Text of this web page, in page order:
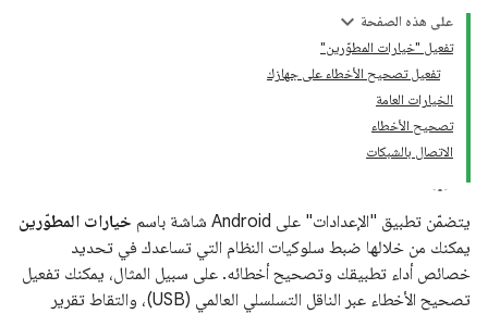
على هذه الصفحة
تفعيل "خيارات المطوّرين"
تفعيل تصحيح الأخطاء على جهازك
الخيارات العامة
تصحيح الأخطاء
الاتصال بالشبكات
يتضمّن تطبيق "الإعدادات" على Android شاشة باسم
خيارات المطوّرين
يمكنك من خلالها ضبط سلوكيات النظام التي تساعدك في تحديد
خصائص أداء تطبيقك وتصحيح أخطائه. على سبيل المثال، يمكنك تفعيل
تصحيح الأخطاء عبر الناقل التسلسلي العالمي (USB)، والتقاط تقرير